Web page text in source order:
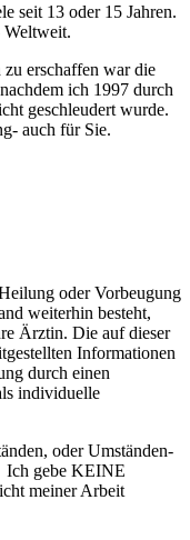
seit 13 oder 15 Jahren.
Weltweit.
erschaffen war die
ich 1997 durch
geschleudert wurde.
auch für Sie.
oder Vorbeugung
weiterhin besteht,
Ärztin. Die auf dieser
Informationen
durch einen
individuelle
oder Umständen-
Ich gebe KEINE
meiner Arbeit